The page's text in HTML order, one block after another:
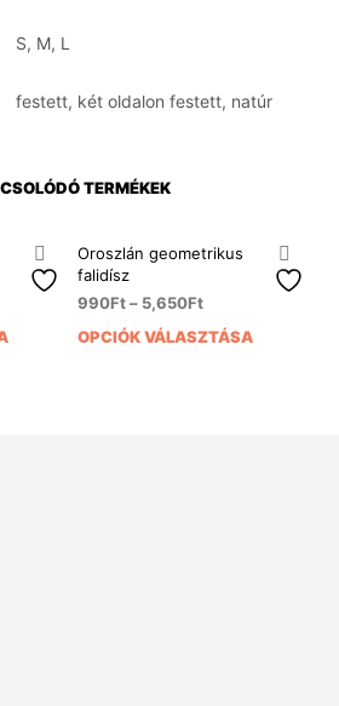
S, M, L
festett, két oldalon festett, natúr
TERMÉKEK
Ennek
Oroszlán geometrikus
falidísz
990Ft– 5,650Ft
OPCIÓK VÁLASZTÁSA